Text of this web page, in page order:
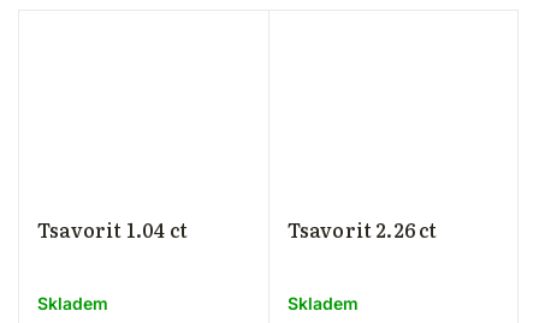
Tsavorit 1.04 ct
Skladem
Tsavorit 2.26 ct
Skladem